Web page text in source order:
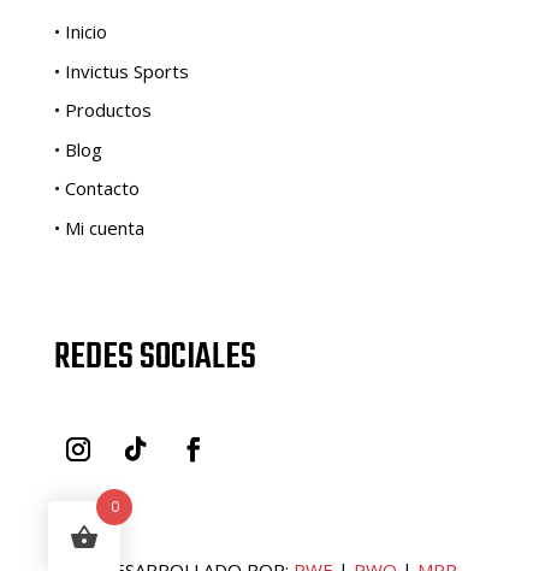
• Inicio
• Invictus Sports
• Productos
• Blog
• Contacto
• Mi cuenta
REDES SOCIALES
0